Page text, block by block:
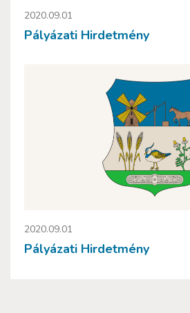
2020.09.01
Pályázati Hirdetmény
2020.09.01
Pályázati Hirdetmény